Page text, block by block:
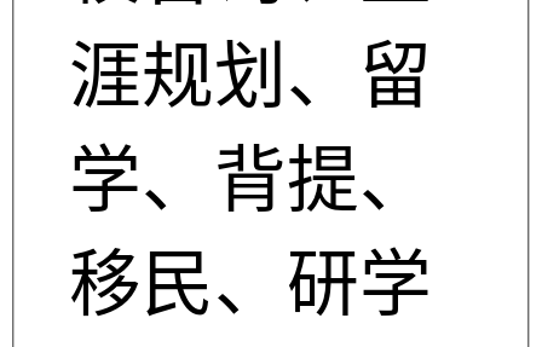
涯规划、留
学、背提、
移民、研学